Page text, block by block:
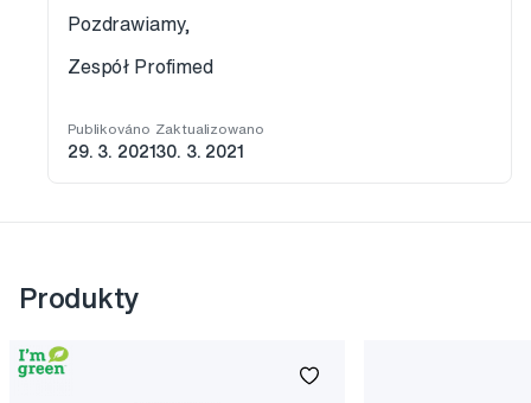
Pozdrawiamy,
Zespół Profimed
Publikováno
29. 3. 2021
Zaktualizowano
30. 3. 2021
Produkty